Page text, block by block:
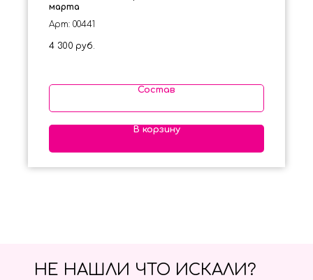
марта
Арт: 00441
4 300 руб.
Состав
В корзину
НЕ НАШЛИ ЧТО ИСКАЛИ?